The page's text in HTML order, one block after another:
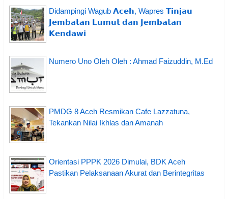
Didampingi Wagub 𝗔𝗰𝗲𝗵, Wapres 𝗧𝗶𝗻𝗷𝗮𝘂
𝗝𝗲𝗺𝗯𝗮𝘁𝗮𝗻 𝗟𝘂𝗺𝘂𝘁 𝗱𝗮𝗻 𝗝𝗲𝗺𝗯𝗮𝘁𝗮𝗻
𝗞𝗲𝗻𝗱𝗮𝘄𝗶
Numero Uno Oleh Oleh : Ahmad Faizuddin, M.Ed
PMDG 8 Aceh Resmikan Cafe Lazzatuna,
Tekankan Nilai Ikhlas dan Amanah
Orientasi PPPK 2026 Dimulai, BDK Aceh
Pastikan Pelaksanaan Akurat dan Berintegritas